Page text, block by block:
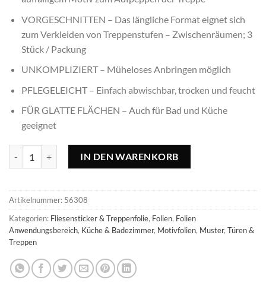
VORGESCHNITTEN – Das längliche Format eignet sich
zum Verkleiden von Treppenstufen – Zwischenräumen; 3
Stück / Packung
UNKOMPLIZIERT – Müheloses Anbringen möglich
PFLEGELEICHT – Einfach abwischbar, trocken und feucht
FÜR GLATTE FLÄCHEN – Auch für Bad und Küche
geeignet
IN DEN WARENKORB
Artikelnummer: 56308
Kategorien: Fliesensticker & Treppenfolie, Folien, Folien
Anwendungsbereich, Küche & Badezimmer, Motivfolien, Muster, Türen &
Treppen